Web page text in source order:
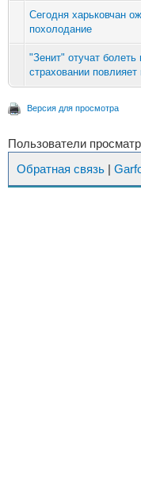
Сегодня харьковчан
похолодание
"Зенит" отучат
страховании
Версия для просмотра
Пользователи
Обратная связь |